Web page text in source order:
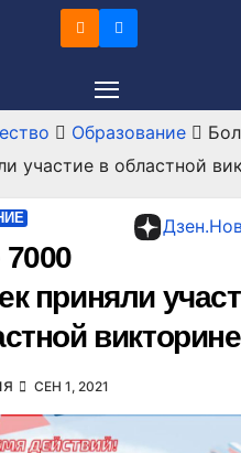
Образование
участие в областной
приняли
викторине
СЕН 1, 2021